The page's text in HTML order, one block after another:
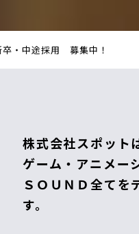
卒・中途採用 募集中！
株式会社スポット
ゲーム・アニメー
ＳＯＵＮＤ全てを
す。